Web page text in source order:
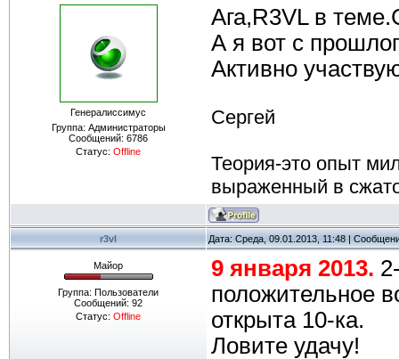
Генералиссимус
Группа: Администраторы
Сообщений: 6786
Статус: Offline
Ага,R3VL в
А я вот с
Активно
Сергей
Теория-это опыт
выраженный в
r3vl Дата: Среда, 09.01.2013, 11:48 |
Майор
Группа: Пользователи
Сообщений: 92
Статус: Offline
9 января 2013.
положительное
открыта 10-ка.
Ловите удачу!